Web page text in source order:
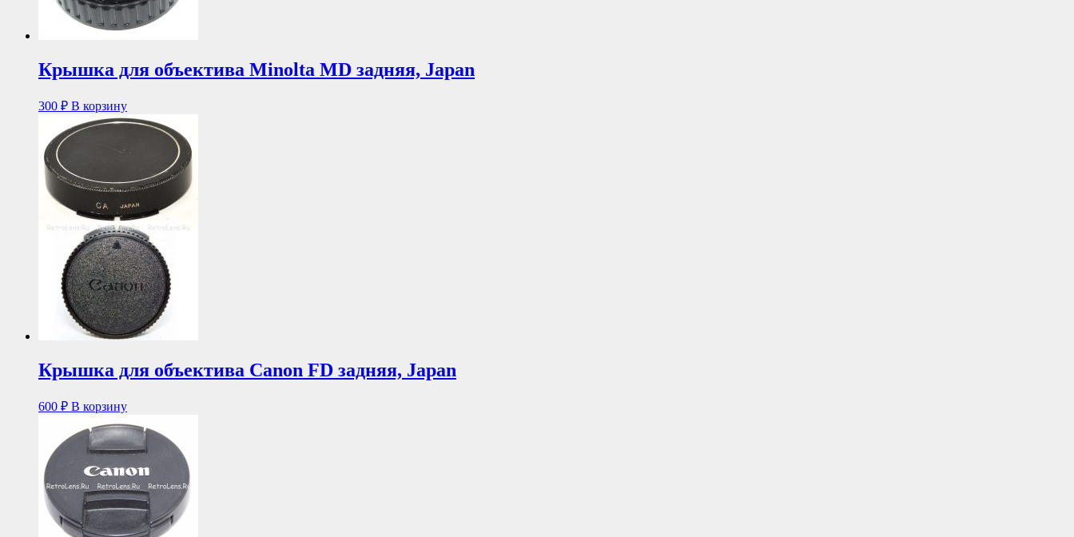
Крышка для объектива Minolta MD задняя, Japan
300 ₽ В корзину
Крышка для объектива Canon FD задняя, Japan
600 ₽ В корзину